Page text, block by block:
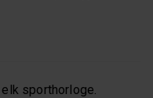
sporthorloge.